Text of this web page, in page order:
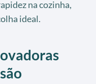
na cozinha,
ideal.